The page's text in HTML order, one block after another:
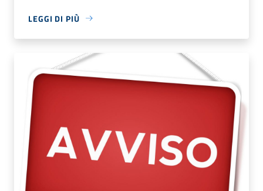
LEGGI DI PIÙ